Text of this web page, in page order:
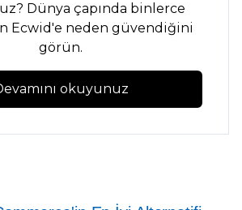
Dünya çapında binlerce
Ecwid'e neden güvendiğini
görün.
okuyunuz